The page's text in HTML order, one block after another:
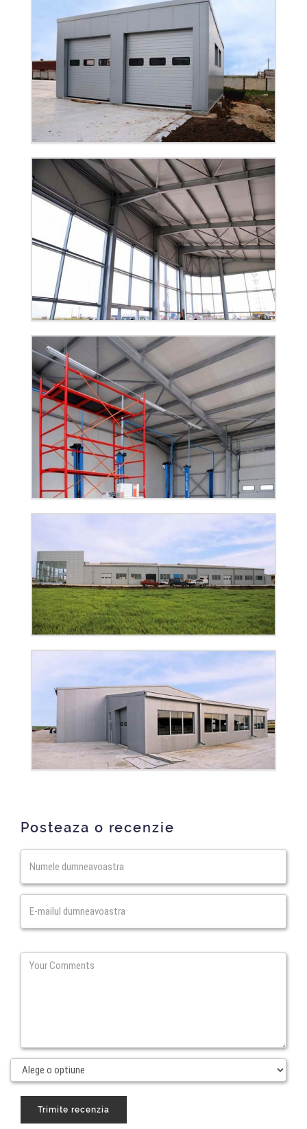
Posteaza o recenzie
dumneavoastra
mailul
dumneavoastra
Trimite recenzia